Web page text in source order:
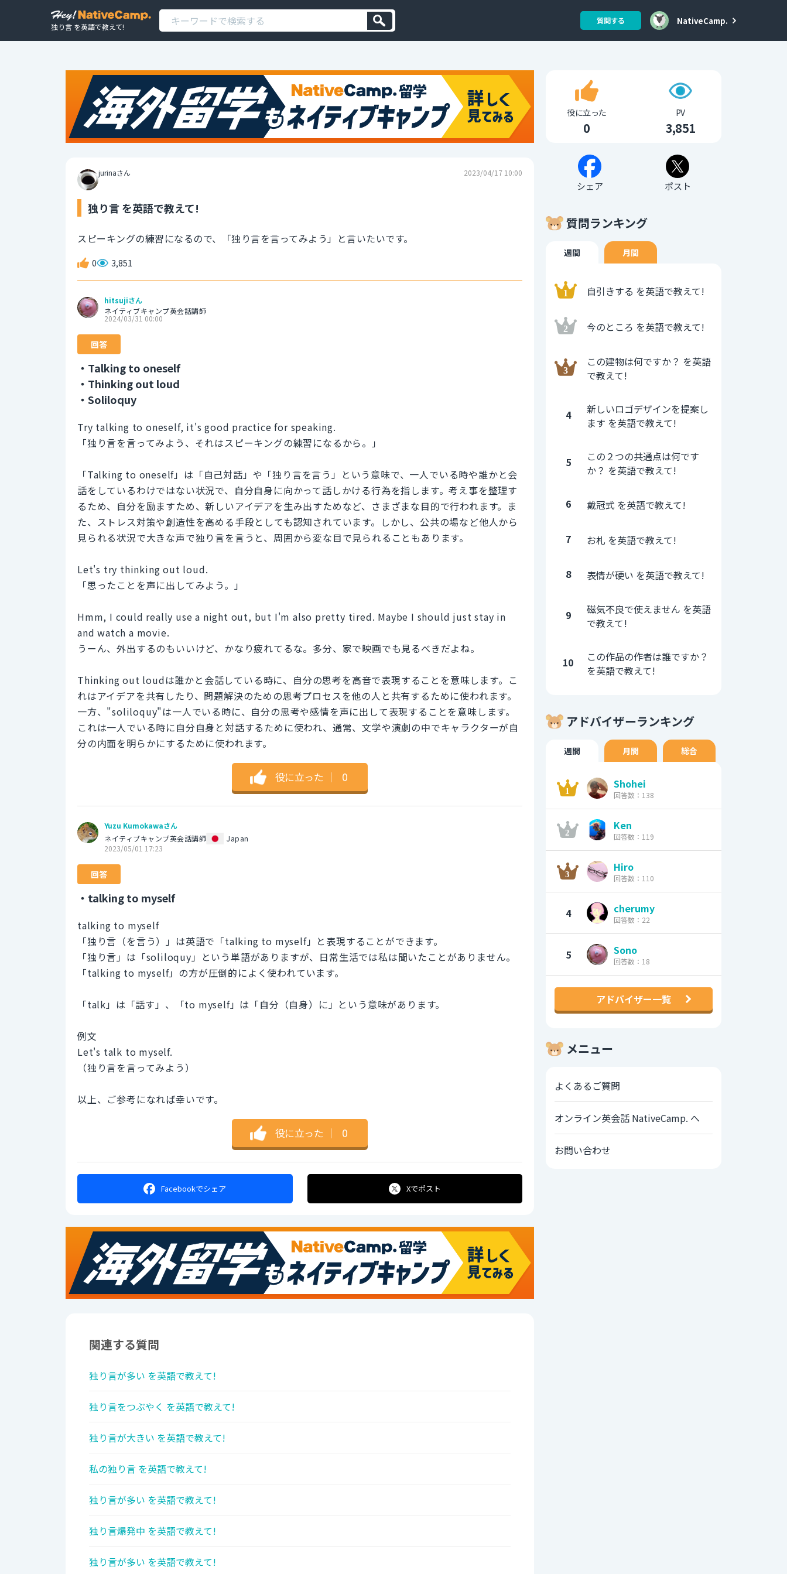
独り言 を英語で教えて!
質問する NativeCamp.
jurinaさん 2023/04/17 10:00
独り言 を英語で教えて!
スピーキングの練習になるので、「独り言を言ってみよう」と言いたいです。
0 3,851
hitsujiさん
ネイティブキャンプ英会話講師
2024/03/31 00:00
回答
・Talking to oneself
・Thinking out loud
・Soliloquy
Try talking to oneself, it's good practice for speaking.
「独り言を言ってみよう、それはスピーキングの練習になるから。」
「Talking to oneself」は「自己対話」や「独り言を言う」という意味で、一人でいる時や誰かと会
話をしているわけではない状況で、自分自身に向かって話しかける行為を指します。考え事を整理す
るため、自分を励ますため、新しいアイデアを生み出すためなど、さまざまな目的で行われます。ま
た、ストレス対策や創造性を高める手段としても認知されています。しかし、公共の場など他人から
見られる状況で大きな声で独り言を言うと、周囲から変な目で見られることもあります。
Let's try thinking out loud.
「思ったことを声に出してみよう。」
Hmm, I could really use a night out, but I'm also pretty tired. Maybe I should just stay in
and watch a movie.
うーん、外出するのもいいけど、かなり疲れてるな。多分、家で映画でも見るべきだよね。
Thinking out loudは誰かと会話している時に、自分の思考を高音で表現することを意味します。こ
れはアイデアを共有したり、問題解決のための思考プロセスを他の人と共有するために使われます。
一方、"soliloquy"は一人でいる時に、自分の思考や感情を声に出して表現することを意味します。
これは一人でいる時に自分自身と対話するために使われ、通常、文学や演劇の中でキャラクターが自
分の内面を明らかにするために使われます。
役に立った ｜ 0
Yuzu Kumokawaさん
ネイティブキャンプ英会話講師
Japan
2023/05/01 17:23
回答
・talking to myself
talking to myself
「独り言（を言う）」は英語で「talking to myself」と表現することができます。
「独り言」は「soliloquy」という単語がありますが、日常生活では私は聞いたことがありません。
「talking to myself」の方が圧倒的によく使われています。
「talk」は「話す」、「to myself」は「自分（自身）に」という意味があります。
例文
Let's talk to myself.
（独り言を言ってみよう）
以上、ご参考になれば幸いです。
役に立った ｜ 0
Facebookでシェア Xでポスト
関連する質問
独り言が多い を英語で教えて!
独り言をつぶやく を英語で教えて!
独り言が大きい を英語で教えて!
私の独り言 を英語で教えて!
独り言が多い を英語で教えて!
独り言爆発中 を英語で教えて!
独り言が多い を英語で教えて!
役に立った
0
PV
3,851
シェア ポスト
質問ランキング
週間 月間
自引きする を英語で教えて!
今のところ を英語で教えて!
この建物は何ですか？ を英語
で教えて!
4
新しいロゴデザインを提案し
ます を英語で教えて!
5
この２つの共通点は何です
か？ を英語で教えて!
6 戴冠式 を英語で教えて!
7 お札 を英語で教えて!
8 表情が硬い を英語で教えて!
9
磁気不良で使えません を英語
で教えて!
10
この作品の作者は誰ですか？
を英語で教えて!
アドバイザーランキング
週間 月間 総合
Shohei
回答数：138
Ken
回答数：119
Hiro
回答数：110
4 cherumy
回答数：22
5 Sono
回答数：18
アドバイザー一覧
メニュー
よくあるご質問
オンライン英会話 NativeCamp. へ
お問い合わせ